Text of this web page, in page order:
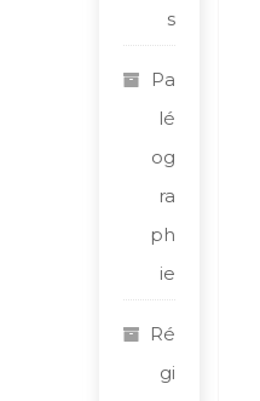
s
Pa
lé
og
ra
ph
ie
Ré
gi